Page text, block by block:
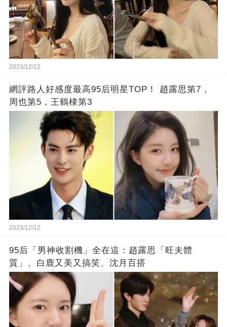
2023/12/12
網評路人好感度最高95后明星TOP！ 趙露思第7，
周也第5，王鶴棣第3
2023/12/12
95后「男神收割機」全在這：趙露思「旺夫體
質」、白鹿又美又搞笑、沈月百搭